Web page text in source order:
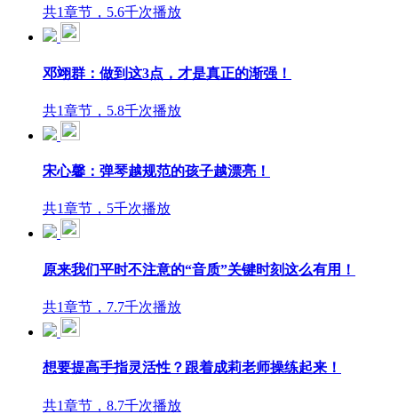
共1章节，5.6千次播放
邓翊群：做到这3点，才是真正的渐强！
共1章节，5.8千次播放
宋心馨：弹琴越规范的孩子越漂亮！
共1章节，5千次播放
原来我们平时不注意的“音质”关键时刻这么有用！
共1章节，7.7千次播放
想要提高手指灵活性？跟着成莉老师操练起来！
共1章节，8.7千次播放